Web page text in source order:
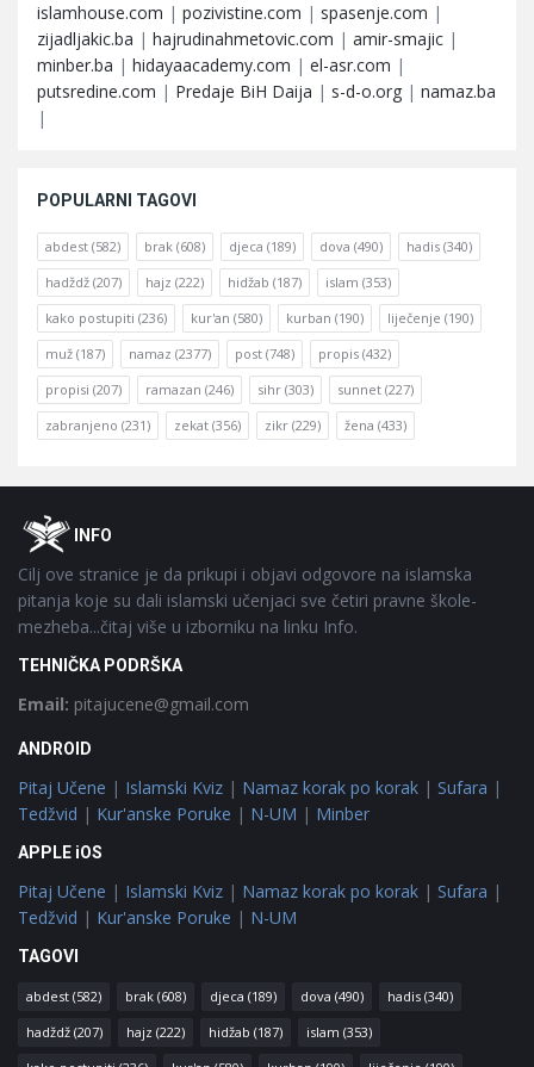
islamhouse.com | pozivistine.com | spasenje.com |
zijadljakic.ba | hajrudinahmetovic.com | amir-smajic |
minber.ba | hidayaacademy.com | el-asr.com |
putsredine.com | Predaje BiH Daija | s-d-o.org | namaz.ba
|
POPULARNI TAGOVI
abdest (582) brak (608) djeca (189) dova (490) hadis (340)
hadždž (207) hajz (222) hidžab (187) islam (353)
kako postupiti (236) kur'an (580) kurban (190) liječenje (190)
muž (187) namaz (2377) post (748) propis (432)
propisi (207) ramazan (246) sihr (303) sunnet (227)
zabranjeno (231) zekat (356) zikr (229) žena (433)
FooterOINFO
Cilj ove stranice je da prikupi i objavi odgovore na islamska
pitanja koje su dali islamski učenjaci sve četiri pravne škole-
mezheba...čitaj više u izborniku na linku Info.
TEHNIČKA PODRŠKA
Email: pitajucene@gmail.com
ANDROID
Pitaj Učene | Islamski Kviz | Namaz korak po korak | Sufara |
Tedžvid | Kur'anske Poruke | N-UM | Minber
APPLE iOS
Pitaj Učene | Islamski Kviz | Namaz korak po korak | Sufara |
Tedžvid | Kur'anske Poruke | N-UM
TAGOVI
abdest (582) brak (608) djeca (189) dova (490) hadis (340)
hadždž (207) hajz (222) hidžab (187) islam (353)